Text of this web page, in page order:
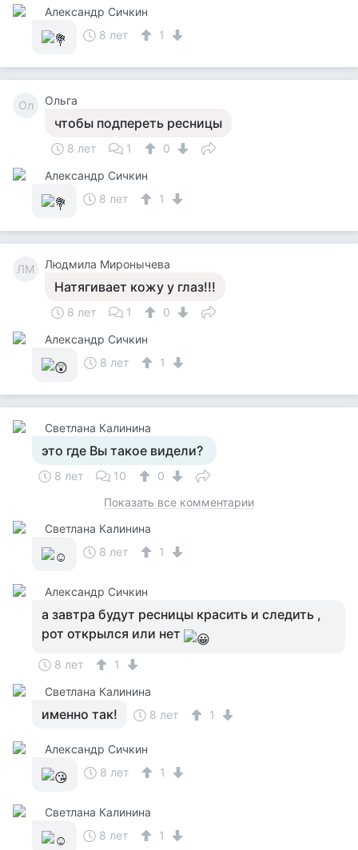
Александр Сичкин
8 лет
1
Ол Ольга
чтобы подпереть ресницы
8 лет 1
0
Александр Сичкин
8 лет
1
ЛМ Людмила Миронычева
Натягивает кожу у глаз!!!
8 лет 1
0
Александр Сичкин
8 лет
1
Светлана Калинина
это где Вы такое видели?
8 лет 10
0
Показать все комментарии
Светлана Калинина
8 лет
1
Александр Сичкин
а завтра будут ресницы красить и следить ,
рот открылся или нет
8 лет
1
Светлана Калинина
именно так! 8 лет 1
Александр Сичкин
8 лет
1
Светлана Калинина
8 лет
1